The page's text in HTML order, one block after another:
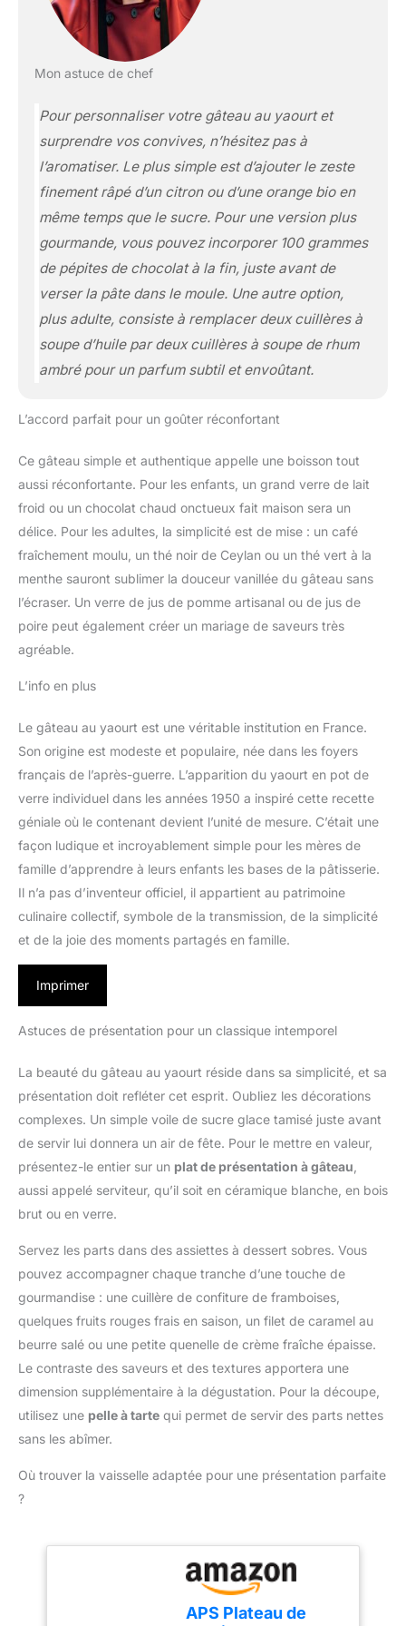
Mon astuce de chef
Pour personnaliser votre gâteau au yaourt et
surprendre vos convives, n’hésitez pas à
l’aromatiser. Le plus simple est d’ajouter le zeste
finement râpé d’un citron ou d’une orange bio en
même temps que le sucre. Pour une version plus
gourmande, vous pouvez incorporer 100 grammes
de pépites de chocolat à la fin, juste avant de
verser la pâte dans le moule. Une autre option,
plus adulte, consiste à remplacer deux cuillères à
soupe d’huile par deux cuillères à soupe de rhum
ambré pour un parfum subtil et envoûtant.
L’accord parfait pour un goûter réconfortant
Ce gâteau simple et authentique appelle une boisson tout
aussi réconfortante. Pour les enfants, un grand verre de lait
froid ou un chocolat chaud onctueux fait maison sera un
délice. Pour les adultes, la simplicité est de mise : un café
fraîchement moulu, un thé noir de Ceylan ou un thé vert à la
menthe sauront sublimer la douceur vanillée du gâteau sans
l’écraser. Un verre de jus de pomme artisanal ou de jus de
poire peut également créer un mariage de saveurs très
agréable.
L’info en plus
Le gâteau au yaourt est une véritable institution en France.
Son origine est modeste et populaire, née dans les foyers
français de l’après-guerre. L’apparition du yaourt en pot de
verre individuel dans les années 1950 a inspiré cette recette
géniale où le contenant devient l’unité de mesure. C’était une
façon ludique et incroyablement simple pour les mères de
famille d’apprendre à leurs enfants les bases de la pâtisserie.
Il n’a pas d’inventeur officiel, il appartient au patrimoine
culinaire collectif, symbole de la transmission, de la simplicité
et de la joie des moments partagés en famille.
Imprimer
Astuces de présentation pour un classique intemporel
La beauté du gâteau au yaourt réside dans sa simplicité, et sa
présentation doit refléter cet esprit. Oubliez les décorations
complexes. Un simple voile de sucre glace tamisé juste avant
de servir lui donnera un air de fête. Pour le mettre en valeur,
présentez-le entier sur un plat de présentation à gâteau
aussi appelé serviteur, qu’il soit en céramique blanche, en bois
brut ou en verre.
Servez les parts dans des assiettes à dessert sobres. Vous
pouvez accompagner chaque tranche d’une touche de
gourmandise : une cuillère de confiture de framboises,
quelques fruits rouges frais en saison, un filet de caramel au
beurre salé ou une petite quenelle de crème fraîche épaisse.
Le contraste des saveurs et des textures apportera une
dimension supplémentaire à la dégustation. Pour la découpe,
utilisez une pelle à tarte qui permet de servir des parts nettes
sans les abîmer.
Où trouver la vaisselle adaptée pour une présentation parfaite
?
APS Plateau de